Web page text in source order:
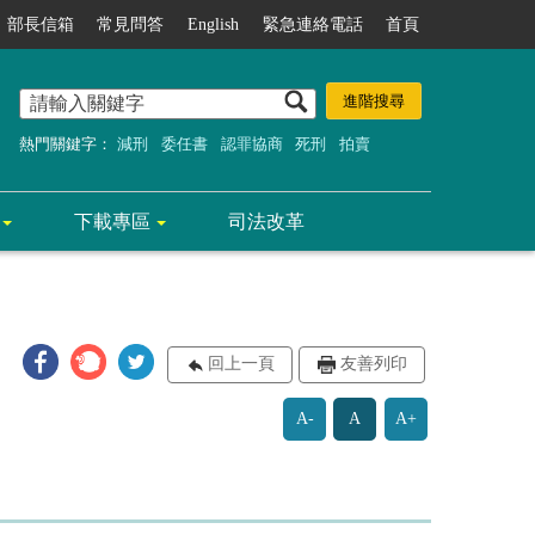
部長信箱 常見問答 English 緊急連絡電話 首頁
熱門關鍵字： 減刑 委任書 認罪協商 死刑 拍賣
下載專區 司法改革
回上一頁 友善列印
A- A A+